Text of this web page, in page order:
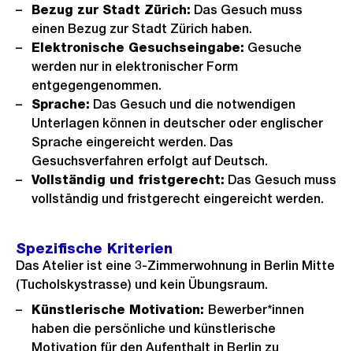
Bezug zur Stadt Zürich: Das Gesuch muss
einen Bezug zur Stadt Zürich haben.
Elektronische Gesuchseingabe: Gesuche
werden nur in elektronischer Form
entgegengenommen.
Sprache: Das Gesuch und die notwendigen
Unterlagen können in deutscher oder englischer
Sprache eingereicht werden. Das
Gesuchsverfahren erfolgt auf Deutsch.
Vollständig und fristgerecht: Das Gesuch muss
vollständig und fristgerecht eingereicht werden.
Spezifische Kriterien
Das Atelier ist eine 3-Zimmerwohnung in Berlin Mitte
(Tucholskystrasse) und kein Übungsraum.
Künstlerische Motivation: Bewerber*innen
haben die persönliche und künstlerische
Motivation für den Aufenthalt in Berlin zu